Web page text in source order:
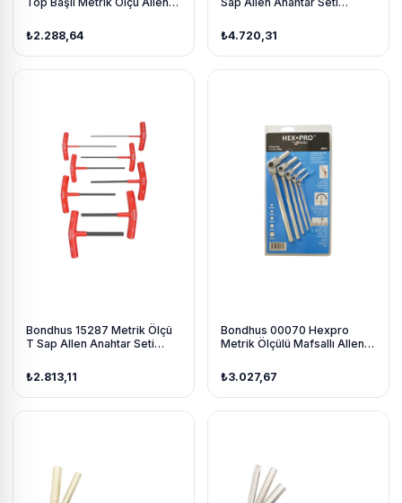
15 Parça
₺2.288,64
229Mm Standlı
₺4.720,31
Bondhus 15287 Metrik Ölçü
T Sap Allen Anahtar Seti
152Mm
₺2.813,11
Bondhus 00070 Hexpro
Metrik Ölçülü Mafsallı Allen
₺3.027,67